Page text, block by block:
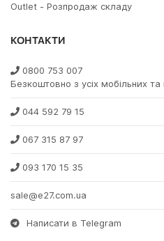
Outlet - Розпродаж складу
КОНТАКТИ
0800 753 007
Безкоштовно з усіх мобільних та
044 592 79 15
067 315 87 97
093 170 15 35
sale@e27.com.ua
Написати в Telegram